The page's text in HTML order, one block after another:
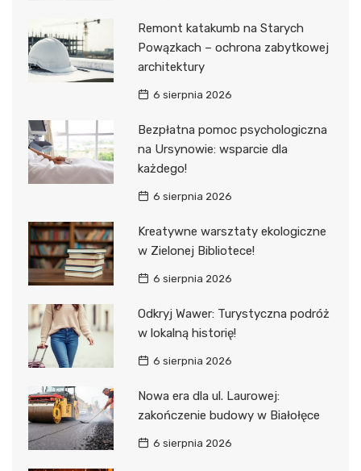
Remont katakumb na Starych
Powązkach – ochrona zabytkowej
architektury
6 sierpnia 2026
Bezpłatna pomoc psychologiczna
na Ursynowie: wsparcie dla
każdego!
6 sierpnia 2026
Kreatywne warsztaty ekologiczne
w Zielonej Bibliotece!
6 sierpnia 2026
Odkryj Wawer: Turystyczna podróż
w lokalną historię!
6 sierpnia 2026
Nowa era dla ul. Laurowej:
zakończenie budowy w Białołęce
6 sierpnia 2026